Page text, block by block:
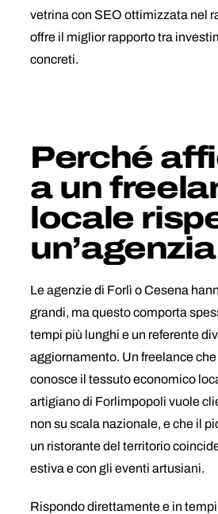
vetrina con SEO ottimizzata nel
offre il miglior rapporto tra
concreti.
Perché
a un
locale
un’agenzia
Le agenzie di Forlì o Cesena
grandi, ma questo comporta
tempi più lunghi e un referente
aggiornamento. Un freelance
conosce il tessuto economico
artigiano di Forlimpopoli vuole
non su scala nazionale, e che il
un ristorante del territorio
estiva e con gli eventi artusiani.
Rispondo direttamente e in